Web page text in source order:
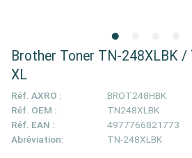
Brother Toner TN-248XLBK /
XL
Réf. AXRO :
BROT248HBK
Réf. OEM :
TN248XLBK
Réf. EAN :
4977766821773
Abréviation:
TN-248XLBK